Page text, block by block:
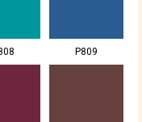
P809